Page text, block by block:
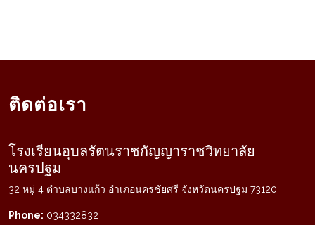
ติดต่อเรา
โรงเรียนอุบลรัตนราชกัญญาราชวิทยาลัย
นครปฐม
32 หมู่ 4 ตำบลบางแก้ว อำเภอนครชัยศรี จังหวัดนครปฐม 73120
Phone: 034332832